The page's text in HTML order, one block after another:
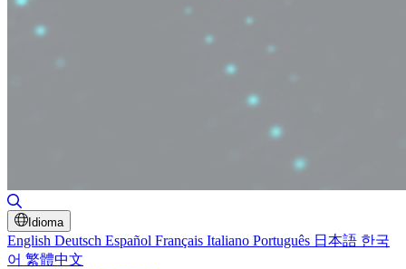
Idioma
English Deutsch Español Français Italiano Português 日本語 한국
어 繁體中文